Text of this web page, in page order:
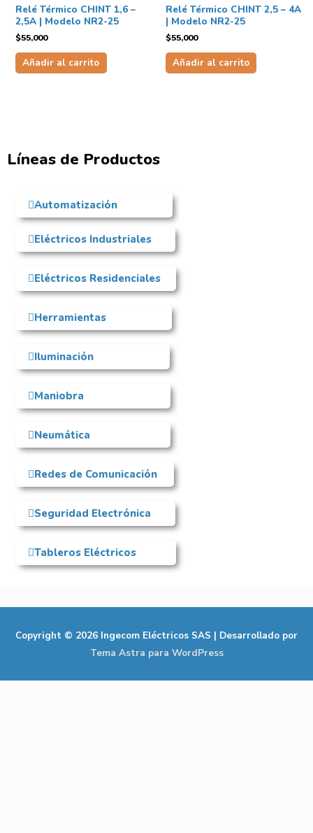
Relé Térmico CHINT 1,6 –
2,5A | Modelo NR2-25
$55,000
Añadir al carrito
Relé Térmico CHINT 2,5 – 4A
| Modelo NR2-25
$55,000
Añadir al carrito
Líneas de Productos
Automatización
Eléctricos Industriales
Eléctricos Residenciales
Herramientas
Iluminación
Maniobra
Neumática
Redes de Comunicación
Seguridad Electrónica
Tableros Eléctricos
Copyright © 2026 Ingecom Eléctricos SAS | Desarrollado por
Tema Astra para WordPress